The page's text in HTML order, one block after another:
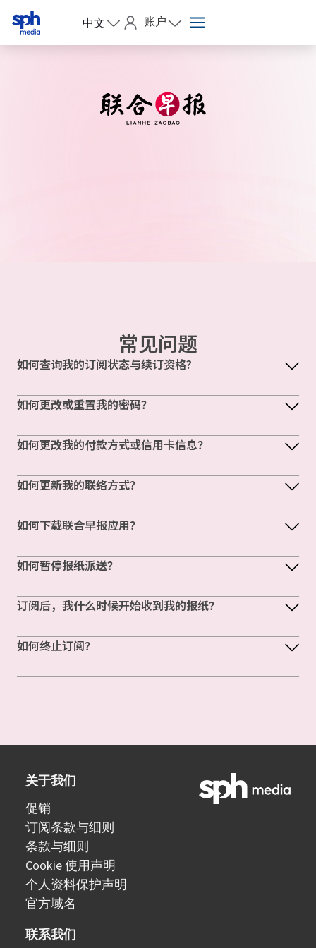
中文 账户
常见问题
如何查询我的订阅状态与续订资格?
如何更改或重置我的密码？
如何更改我的付款方式或信用卡信息？
如何更新我的联络方式？
如何下载联合早报应用？
如何暂停报纸派送？
订阅后，我什么时候开始收到我的报纸？
如何终止订阅？
关于我们
促销
订阅条款与细则
条款与细则
Cookie 使用声明
个人资料保护声明
官方域名
联系我们